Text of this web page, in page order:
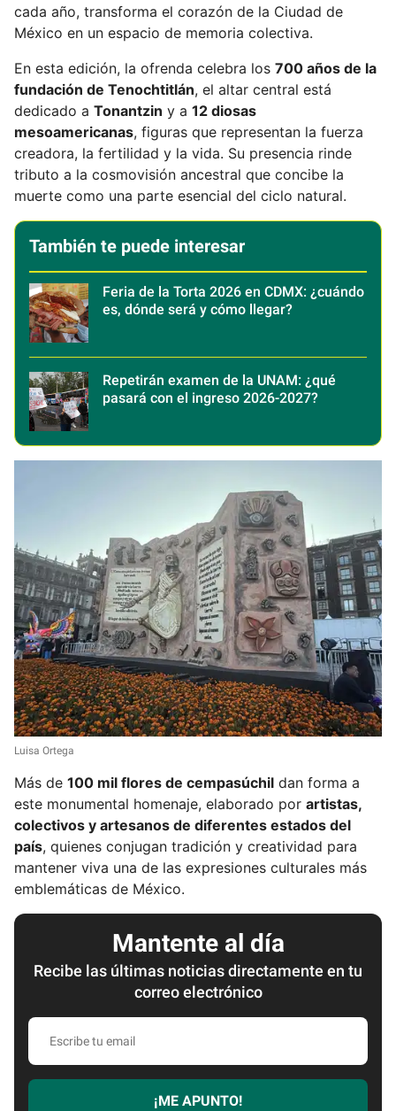
cada año, transforma el corazón de la Ciudad de
México en un espacio de memoria colectiva.
En esta edición, la ofrenda celebra los 700 años de la
fundación de Tenochtitlán, el altar central está
dedicado a Tonantzin y a 12 diosas
mesoamericanas, figuras que representan la fuerza
creadora, la fertilidad y la vida. Su presencia rinde
tributo a la cosmovisión ancestral que concibe la
muerte como una parte esencial del ciclo natural.
También te puede interesar
Feria de la Torta 2026 en CDMX: ¿cuándo
es, dónde será y cómo llegar?
Repetirán examen de la UNAM: ¿qué
pasará con el ingreso 2026-2027?
Luisa Ortega
Más de 100 mil flores de cempasúchil dan forma a
este monumental homenaje, elaborado por artistas,
colectivos y artesanos de diferentes estados del
país, quienes conjugan tradición y creatividad para
mantener viva una de las expresiones culturales más
emblemáticas de México.
Mantente al día
Recibe las últimas noticias directamente en tu
correo electrónico
E
c
r
¡ME APUNTO!